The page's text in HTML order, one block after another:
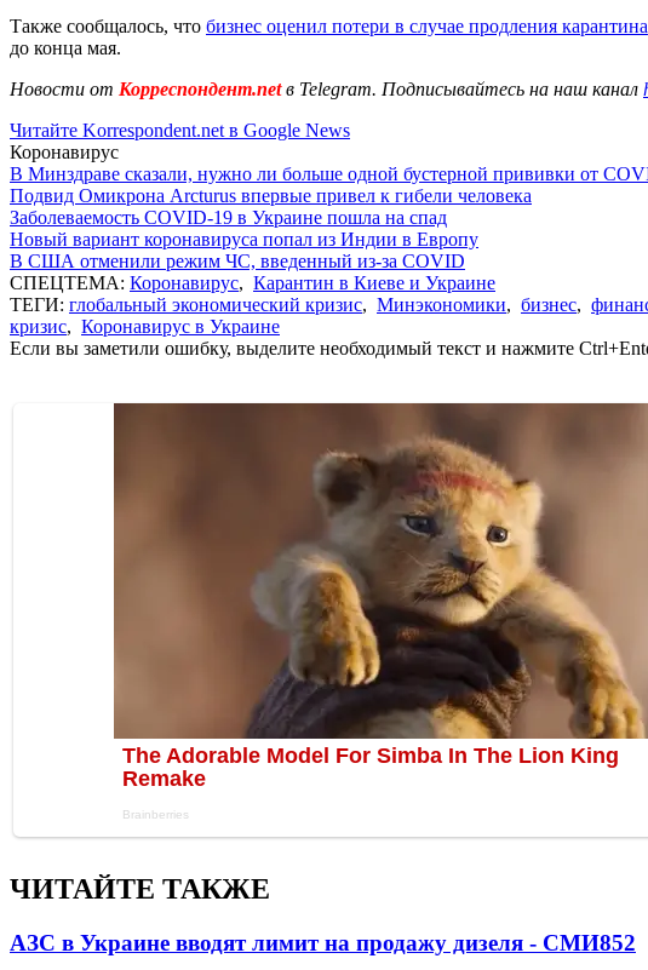
Также сообщалось, что бизнес оценил потери в случае продления карантина
до конца мая.
Новости от Корреспондент.netв Telegram. Подписывайтесь на наш канал
Читайте Korrespondent.net в Google News
Коронавирус
В Минздраве сказали, нужно ли больше одной бустерной прививки от
Подвид Омикрона Arcturus впервые привел к гибели человека
Заболеваемость COVID-19 в Украине пошла на спад
Новый вариант коронавируса попал из Индии в Европу
В США отменили режим ЧС, введенный из-за COVID
СПЕЦТЕМА: Коронавирус, Карантин в Киеве и Украине
ТЕГИ: глобальный экономический кризис, Минэкономики, бизнес,
кризис, Коронавирус в Украине
Если вы заметили ошибку, выделите необходимый текст и нажмите
ЧИТАЙТЕ ТАКЖЕ
АЗС в Украине вводят лимит на продажу дизеля - СМИ852